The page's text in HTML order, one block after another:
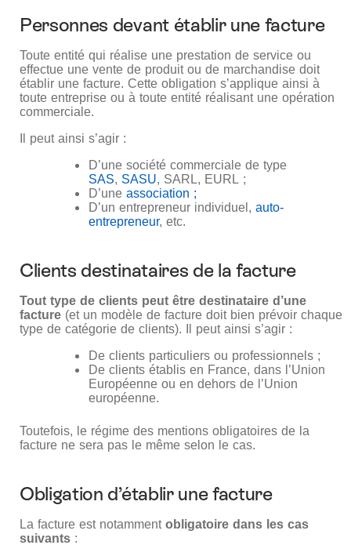
Personnes devant établir une facture
Toute entité qui réalise une prestation de service ou
effectue une vente de produit ou de marchandise doit
établir une facture. Cette obligation s’applique ainsi à
toute entreprise ou à toute entité réalisant une opération
commerciale.
Il peut ainsi s’agir :
D’une société commerciale de type
SAS, SASU, SARL, EURL ;
D’une association ;
D’un entrepreneur individuel, auto-
entrepreneur, etc.
Clients destinataires de la facture
Tout type de clients peut être destinataire d’une
facture (et un modèle de facture doit bien prévoir chaque
type de catégorie de clients). Il peut ainsi s’agir :
De clients particuliers ou professionnels ;
De clients établis en France, dans l’Union
Européenne ou en dehors de l’Union
européenne.
Toutefois, le régime des mentions obligatoires de la
facture ne sera pas le même selon le cas.
Obligation d’établir une facture
La facture est notamment obligatoire dans les cas
suivants :